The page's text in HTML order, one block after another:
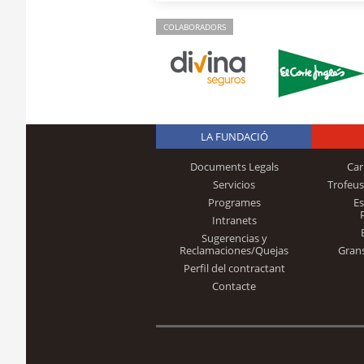
COLABORADORS
LA FUNDACIÓ
Documents Legals
Servicios
Programes
Intranets
Sugerencias y
Reclamaciones/Quejas
Perfil del contractant
Contacte